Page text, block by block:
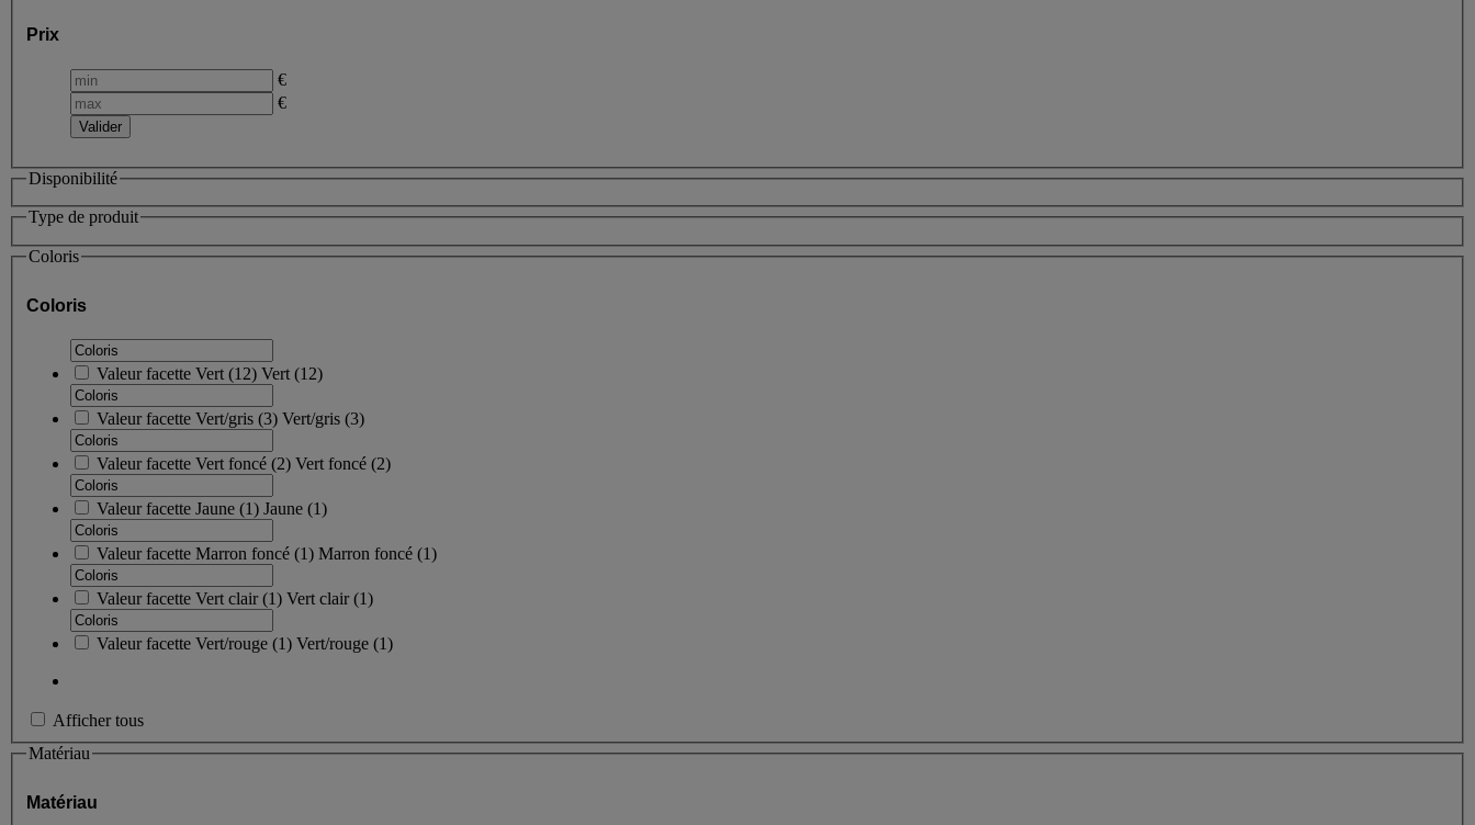
Prix
€
€
Disponibilité
Type de produit
Coloris
Coloris
Valeur facette Vert (12) Vert (12)
Valeur facette Vert/gris (3) Vert/gris (3)
Valeur facette Vert foncé (2) Vert foncé (2)
Valeur facette Jaune (1) Jaune (1)
Valeur facette Marron foncé (1) Marron foncé (1)
Valeur facette Vert clair(1) Vert clair(1)
Valeur facette Vert/rouge (1) Vert/rouge (1)
Afficher tous
Matériau
Matériau